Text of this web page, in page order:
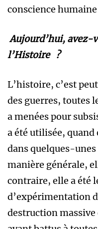
conscience
Aujourd’hui, avez-
l’Histoire ?
L’histoire, c’est
des guerres, toutes
a menées pour
a été utilisée, quand
dans quelques-unes
manière générale,
contraire, elle a été
d’expérimentation
destruction massive